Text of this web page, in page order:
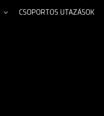
CSOPORTOS UTAZÁSOK